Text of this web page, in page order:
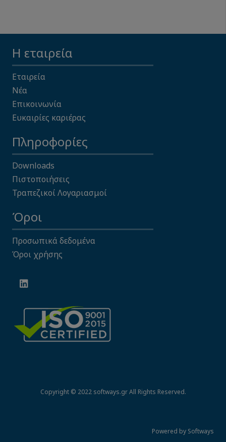
Η εταιρεία
Εταιρεία
Νέα
Επικοινωνία
Ευκαιρίες καριέρας
Πληροφορίες
Downloads
Πιστοποιήσεις
Τραπεζικοί Λογαριασμοί
Όροι
Προσωπικά δεδομένα
Όροι χρήσης
Copyright © 2022 softways.gr All Rights Reserved.
Powered by Softways